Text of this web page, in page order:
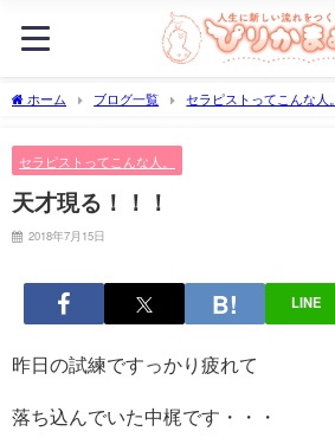
ホーム ブログ一覧 セラピストってこんな人。
セラピストってこんな人。
天才現る！！！
2018年7月15日
LINE
昨日の試練ですっかり疲れて
落ち込んでいた中梶です・・・